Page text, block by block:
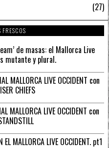
27
FRESCOS
de masas: el Mallorca Live
mutante y plural.
MALLORCA LIVE OCCIDENT con
CHIEFS
MALLORCA LIVE OCCIDENT con
EL MALLORCA LIVE OCCIDENT. pt1